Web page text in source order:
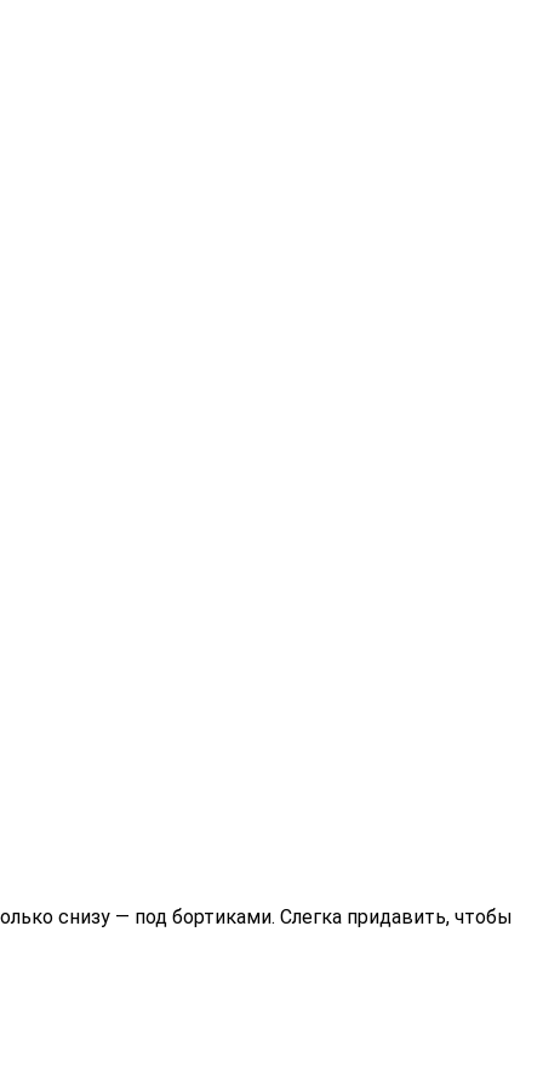
снизу — под бортиками. Слегка придавить, чтобы